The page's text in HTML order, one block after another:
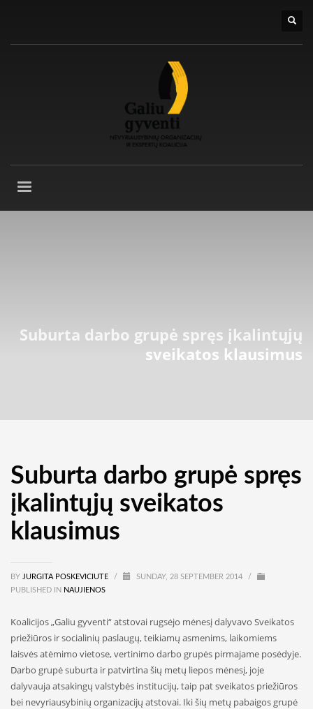
Suburta darbo grupė spręs įkalintųjų
sveikatos klausimus
Suburta darbo grupė spręs
įkalintųjų sveikatos
klausimus
BY JURGITA POSKEVICIUTE / SUNDAY, 28 SEPTEMBER 2014
/
PUBLISHED IN NAUJIENOS
Koalicijos „Galiu gyventi“ atstovai rugsėjo mėnesį dalyvavo Sveikatos
priežiūros ir socialinių paslaugų, teikiamų asmenims, laikomiems
laisvės atėmimo vietose, vertinimo darbo grupės pirmajame posėdyje.
Darbo grupė suburta ir patvirtina šių metų liepos mėnesį, joje
dalyvauja atsakingų valstybės institucijų, taip pat sveikatos priežiūros
bei nevyriausybinių organizacijų atstovai. Iki šių metų pabaigos grupė